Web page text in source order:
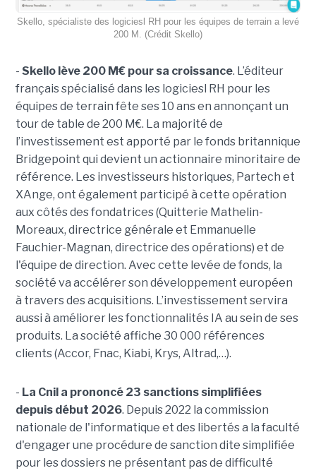
Skello, spécialiste des logiciesl RH pour les équipes de terrain a levé
200 M. (Crédit Skello)
- Skello lève 200 M€ pour sa croissance. L’éditeur
français spécialisé dans les logiciesl RH pour les
équipes de terrain fête ses 10 ans en annonçant un
tour de table de 200 M€. La majorité de
l’investissement est apporté par le fonds britannique
Bridgepoint qui devient un actionnaire minoritaire de
référence. Les investisseurs historiques, Partech et
XAnge, ont également participé à cette opération
aux côtés des fondatrices (Quitterie Mathelin-
Moreaux, directrice générale et Emmanuelle
Fauchier-Magnan, directrice des opérations) et de
l'équipe de direction. Avec cette levée de fonds, la
société va accélérer son développement européen
à travers des acquisitions. L’investissement servira
aussi à améliorer les fonctionnalités IA au sein de ses
produits. La société affiche 30 000 références
clients (Accor, Fnac, Kiabi, Krys, Altrad,…).
- La Cnil a prononcé 23 sanctions simplifiées
depuis début 2026. Depuis 2022 la commission
nationale de l'informatique et des libertés a la faculté
d'engager une procédure de sanction dite simplifiée
pour les dossiers ne présentant pas de difficulté